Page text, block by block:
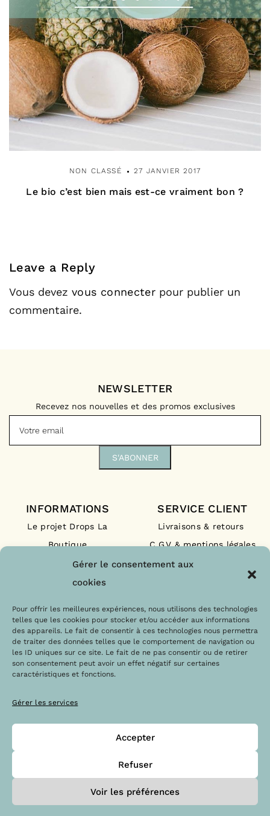
Gérer le consentement aux
cookies
Pour offrir les meilleures expériences, nous utilisons des technologies
telles que les cookies pour stocker et/ou accéder aux informations
des appareils. Le fait de consentir à ces technologies nous permettra
de traiter des données telles que le comportement de navigation ou
les ID uniques sur ce site. Le fait de ne pas consentir ou de retirer
son consentement peut avoir un effet négatif sur certaines
caractéristiques et fonctions.
Gérer les services
Accepter
Refuser
Voir les préférences
NON CLASSÉ 27 JANVIER 2017
Le bio c’est bien mais est-ce vraiment bon ?
Leave a Reply
Vous devez vous connecter pour publier un
commentaire.
INFORMATIONS
Le projet Drops La
Boutique
Nos engagements
Les labels
SERVICE CLIENT
Livraisons & retours
C.G.V & mentions légales
F.A.Q
NEWSLETTER
Recevez nos nouvelles et des promos exclusives